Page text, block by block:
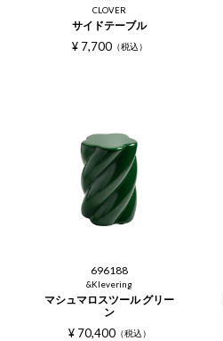
CLOVER
サイドテーブル
¥ 7,700 税込
696188
&Klevering
マシュマロスツール グリー
ン
¥ 70,400 税込